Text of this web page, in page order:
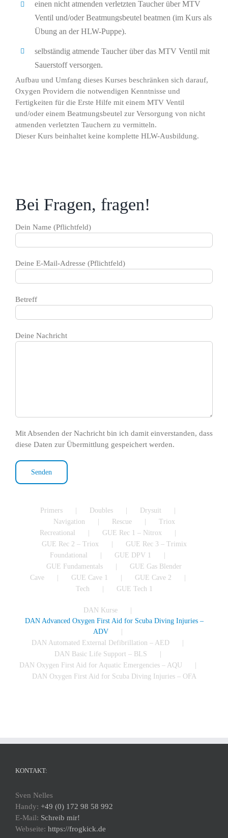
einen nicht atmenden verletzten Taucher über MTV
Ventil und/oder Beatmungsbeutel beatmen (im Kurs als
Übung an der HLW-Puppe).
selbständig atmende Taucher über das MTV Ventil mit
Sauerstoff versorgen.
Aufbau und Umfang dieses Kurses beschränken sich darauf,
Oxygen Providern die notwendigen Kenntnisse und
Fertigkeiten für die Erste Hilfe mit einem MTV Ventil
und/oder einem Beatmungsbeutel zur Versorgung von nicht
atmenden verletzten Tauchern zu vermitteln.
Dieser Kurs beinhaltet keine komplette HLW-Ausbildung.
Bei Fragen, fragen!
Dein Name (Pflichtfeld)
Deine E-Mail-Adresse (Pflichtfeld)
Betreff
Deine Nachricht
Mit Absenden der Nachricht bin ich damit einverstanden, dass
diese Daten zur Übermittlung gespeichert werden.
Primers Doubles
Drysuit
Navigation
Rescue
Triox
Recreational
GUE Rec 1 – Nitrox
GUE Rec 2 – Triox
GUE Rec 3 – Trimix
Foundational
GUE DPV 1
GUE Fundamentals
GUE Gas Blender
Cave
GUE Cave 1
GUE Cave 2
Tech
GUE Tech 1
DAN Kurse
DAN Advanced Oxygen First Aid for Scuba Diving Injuries –
ADV
DAN Automated External Defibrillation – AED
DAN Basic Life Support – BLS
DAN Oxygen First Aid for Aquatic Emergencies – AQU
DAN Oxygen First Aid for Scuba Diving Injuries – OFA
KONTAKT:
Sven Nelles
Handy: +49 (0) 172 98 58 992
E-Mail: Schreib mir!
Webseite: https://frogkick.de